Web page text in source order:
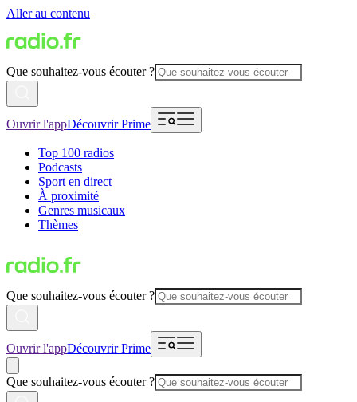
Aller au contenu
Que souhaitez-vous écouter ?
Ouvrir l'appDécouvrir Prime
Top 100 radios
Podcasts
Sport en direct
À proximité
Genres musicaux
Thèmes
Que souhaitez-vous écouter ?
Ouvrir l'appDécouvrir Prime
Que souhaitez-vous écouter ?